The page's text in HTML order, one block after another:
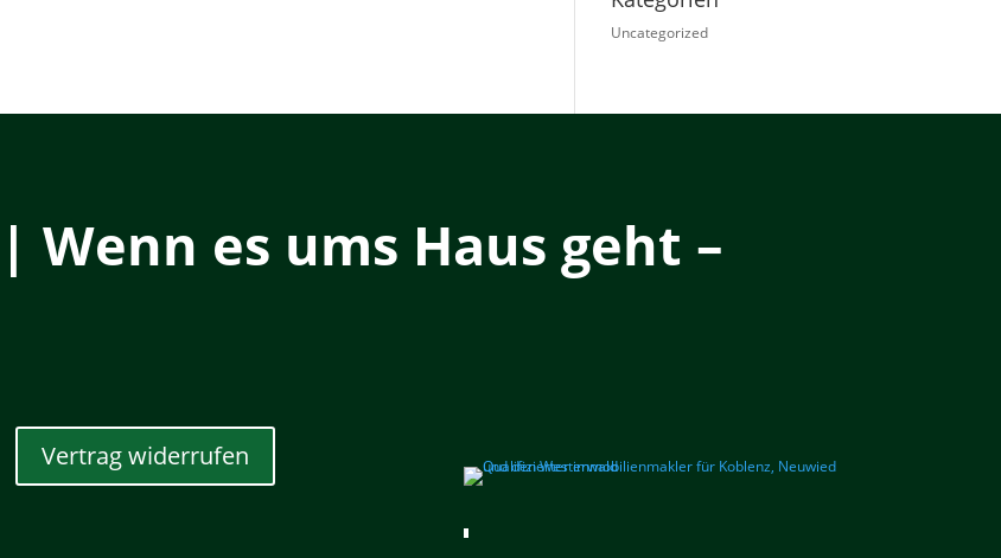
Uncategorized
es ums Haus geht –
Vertrag widerrufen